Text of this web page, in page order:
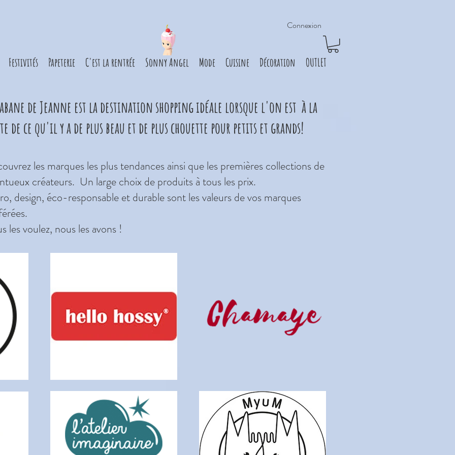
Connexion
Festivités Papeterie C'est la rentrée Sonny Angel Mode Cuisine Décoration OUTLET
de Jeanne est la destination shopping idéale lorsque l'on est à la
de ce qu'il y a de plus beau et de plus chouette pour petits et grands!
les marques les plus tendances ainsi que les premières collections de
créateurs. Un large choix de produits à tous les prix.
design, éco-responsable et durable sont les valeurs de vos marques
les voulez, nous les avons !